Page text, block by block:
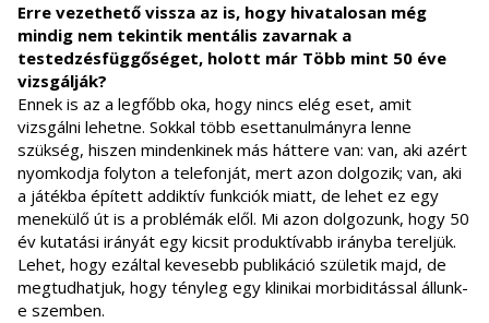
Erre vezethető vissza az is, hogy hivatalosan még
mindig nem tekintik mentális zavarnak a
testedzésfüggőséget, holott már Több mint 50 éve
vizsgálják?
Ennek is az a legfőbb oka, hogy nincs elég eset, amit
vizsgálni lehetne. Sokkal több esettanulmányra lenne
szükség, hiszen mindenkinek más háttere van: van, aki azért
nyomkodja folyton a telefonját, mert azon dolgozik; van, aki
a játékba épített addiktív funkciók miatt, de lehet ez egy
menekülő út is a problémák elől. Mi azon dolgozunk, hogy 50
év kutatási irányát egy kicsit produktívabb irányba tereljük.
Lehet, hogy ezáltal kevesebb publikáció születik majd, de
megtudhatjuk, hogy tényleg egy klinikai morbiditással állunk-
e szemben.